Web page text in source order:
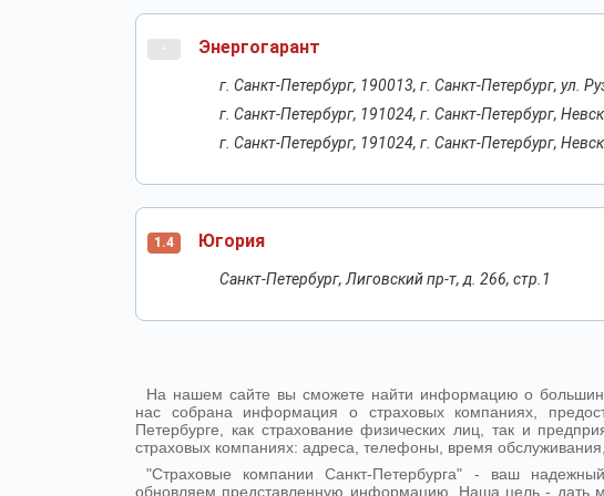
- Энергогарант
г. Санкт-Петербург, 190013, г. Санкт-Петербург, ул.
г. Санкт-Петербург, 191024, г. Санкт-Петербург,
г. Санкт-Петербург, 191024, г. Санкт-Петербург,
1.4 Югория
Санкт-Петербург, Лиговский пр-т, д. 266, стр.1
На нашем сайте вы сможете найти информацию о
нас собрана информация о страховых компаниях,
Петербурге, как страхование физических лиц, так и
страховых компаниях: адреса, телефоны, время
"Страховые компании Санкт-Петербурга" - ваш
обновляем представленную информацию. Наша цель - дать